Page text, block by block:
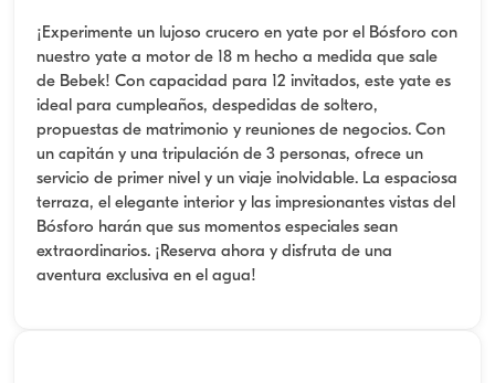
¡Experimente un lujoso crucero en yate por el Bósforo con
nuestro yate a motor de 18 m hecho a medida que sale
de Bebek! Con capacidad para 12 invitados, este yate es
ideal para cumpleaños, despedidas de soltero,
propuestas de matrimonio y reuniones de negocios. Con
un capitán y una tripulación de 3 personas, ofrece un
servicio de primer nivel y un viaje inolvidable. La espaciosa
terraza, el elegante interior y las impresionantes vistas del
Bósforo harán que sus momentos especiales sean
extraordinarios. ¡Reserva ahora y disfruta de una
aventura exclusiva en el agua!